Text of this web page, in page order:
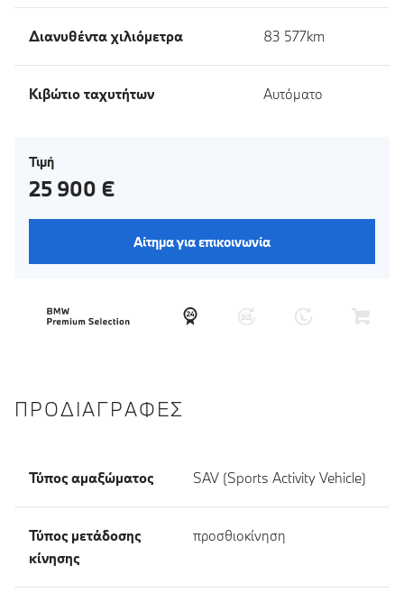
Διανυθέντα χιλιόμετρα 83 577km
Κιβώτιο ταχυτήτων Αυτόματο
Τιμή
25 900 €
Αίτημα για επικοινωνία
ΠΡΟΔΙΑΓΡΑΦΈΣ
Τύπος αμαξώματος SAV (Sports Activity Vehicle)
Τύπος μετάδοσης
κίνησης
προσθιοκίνηση